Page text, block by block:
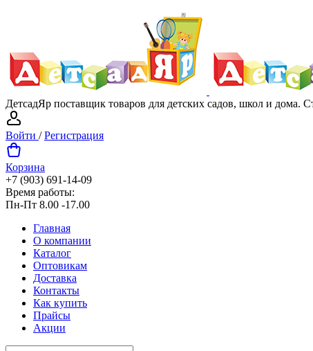
ДетсадЯр поставщик товаров для детских садов, школ и
Войти /Регистрация
Корзина
+7 (903) 691-14-09
Время работы:
Пн-Пт 8.00 -17.00
Главная
О компании
Каталог
Оптовикам
Доставка
Контакты
Как купить
Прайсы
Акции